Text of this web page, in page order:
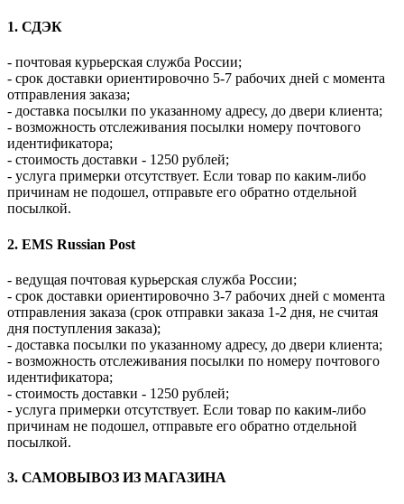
1. СДЭК
- почтовая курьерская служба России;
- срок доставки ориентировочно 5-7 рабочих дней с момента
отправления заказа;
- доставка посылки по указанному адресу, до двери клиента;
- возможность отслеживания посылки номеру почтового
идентификатора;
- стоимость доставки - 1250 рублей;
- услуга примерки отсутствует. Если товар по каким-либо
причинам не подошел, отправьте его обратно отдельной
посылкой.
2. EMS Russian Post
- ведущая почтовая курьерская служба России;
- срок доставки ориентировочно 3-7 рабочих дней с момента
отправления заказа (срок отправки заказа 1-2 дня, не считая
дня поступления заказа);
- доставка посылки по указанному адресу, до двери клиента;
- возможность отслеживания посылки по номеру почтового
идентификатора;
- стоимость доставки - 1250 рублей;
- услуга примерки отсутствует. Если товар по каким-либо
причинам не подошел, отправьте его обратно отдельной
посылкой.
3. САМОВЫВОЗ ИЗ МАГАЗИНА